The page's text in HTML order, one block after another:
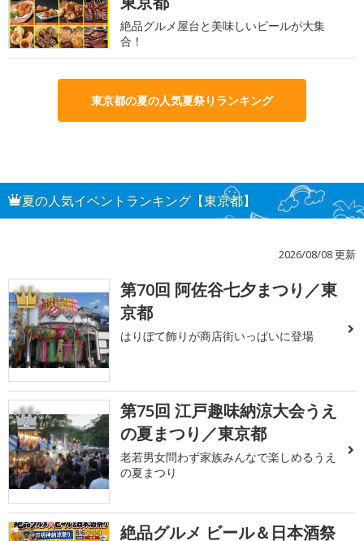
絶品グルメ屋台と美味しいビールが大集
合！
東京都の夏の人気夏祭りランキング
夏の人気イベントランキング【東京都】
2026/08/08 更新
1
第70回 阿佐谷七夕まつり／東
京都
はりぼて飾りが商店街いっぱいに登場
2
第75回 江戸趣味納涼大会うえ
の夏まつり／東京都
老若男女問わず家族みんなで楽しめるうえ
の夏まつり
絶品グルメ ビール＆日本酒祭